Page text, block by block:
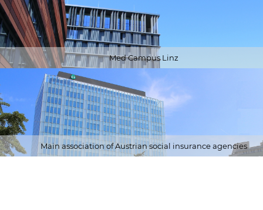
Med Campus Linz
Main association of Austrian social insurance agencies